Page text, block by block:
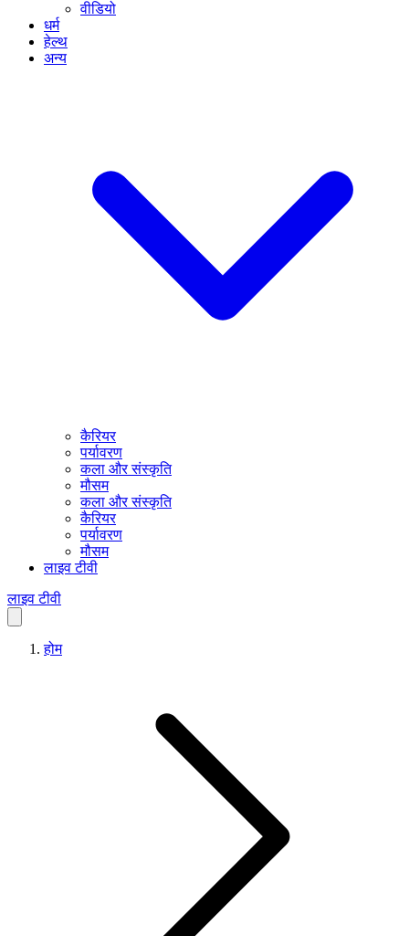
वीडियो
धर्म
हेल्थ
अन्य
कैरियर
पर्यावरण
कला और संस्कृति
मौसम
कला और संस्कृति
कैरियर
पर्यावरण
मौसम
लाइव टीवी
लाइव टीवी
होम